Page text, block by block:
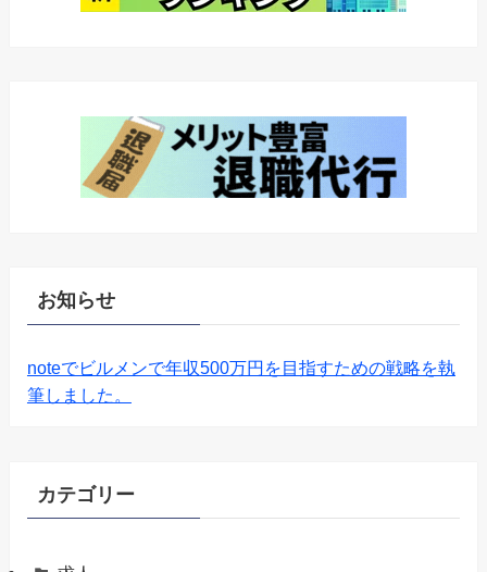
お知らせ
noteでビルメンで年収500万円を目指すための戦略を執
筆しました。
カテゴリー